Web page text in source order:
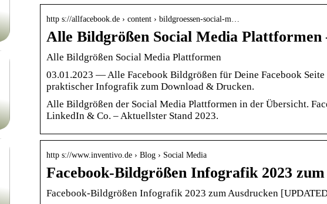
http s://allfacebook.de › content › bildgroessen-social-m…
Alle Bildgrößen Social Media Plattformen
Alle Bildgrößen Social Media Plattformen
03.01.2023 — Alle Facebook Bildgrößen für Deine Facebook
praktischer Infografik zum Download & Drucken.
Alle Bildgrößen der Social Media Plattformen in der Übersicht.
LinkedIn & Co. – Aktuellster Stand 2023.
http s://www.inventivo.de › Blog › Social Media
Facebook-Bildgrößen Infografik 2023
Facebook-Bildgrößen Infografik 2023 zum Ausdrucken